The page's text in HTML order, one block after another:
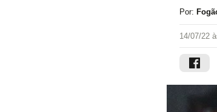
Por:
14/07/22